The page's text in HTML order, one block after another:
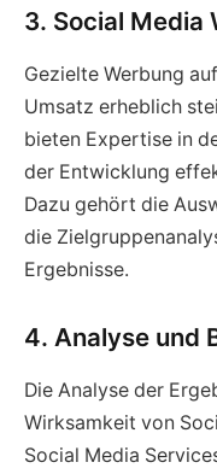
3. Social Media
Gezielte Werbung
Umsatz erheblich
bieten Expertise in
der Entwicklung
Dazu gehört die
die
Ergebnisse.
4. Analyse und
Die Analyse der
Wirksamkeit von
Social Media